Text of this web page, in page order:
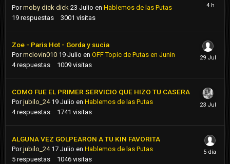
Pormoby dick dick 23 Julio en Hablemos de las Putas
19 respuestas 3001 visitas
Zoe - Paris Hot - Gorda y sucia
Pormclovin010 19 Julio en OFF Topic de Putas en Junin
4 respuestas 1009 visitas
COMO FUE EL PRIMER SERVICIO QUE HIZO TU CASERA
Porjubilo_24 19 Julio en Hablemos de las Putas
4 respuestas 1741 visitas
ALGUNA VEZ GOLPEARON A TU KIN FAVORITA
Porjubilo_24 17 Julio en Hablemos de las Putas
5 respuestas 1046 visitas